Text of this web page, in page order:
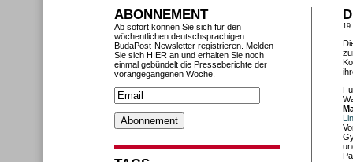
ABONNEMENT
Ab sofort können Sie sich für den
wöchentlichen deutschsprachigen
BudaPost-Newsletter registrieren. Melden
Sie sich HIER an und erhalten Sie noch
einmal gebündelt die Presseberichte der
vorangegangenen Woche.